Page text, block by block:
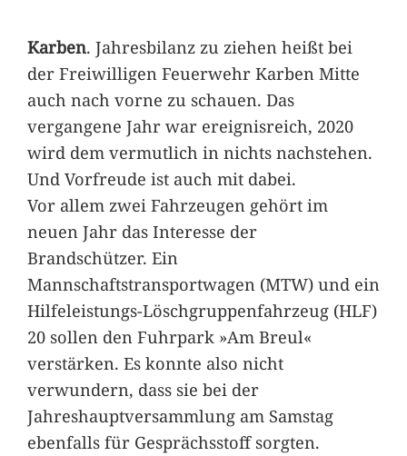
Karben. Jahresbilanz zu ziehen heißt bei
der Freiwilligen Feuerwehr Karben Mitte
auch nach vorne zu schauen. Das
vergangene Jahr war ereignisreich, 2020
wird dem vermutlich in nichts nachstehen.
Und Vorfreude ist auch mit dabei.
Vor allem zwei Fahrzeugen gehört im
neuen Jahr das Interesse der
Brandschützer. Ein
Mannschaftstransportwagen (MTW) und ein
Hilfeleistungs-Löschgruppenfahrzeug (HLF)
20 sollen den Fuhrpark »Am Breul«
verstärken. Es konnte also nicht
verwundern, dass sie bei der
Jahreshauptversammlung am Samstag
ebenfalls für Gesprächsstoff sorgten.